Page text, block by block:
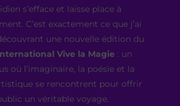
s’efface et laisse place à
C’est exactement ce que j’ai
une nouvelle édition du
Vive la Magie : un
où l’imaginaire, la poésie et la
se rencontrent pour offrir
un véritable voyage.